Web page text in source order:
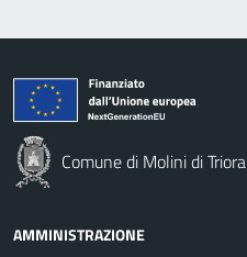
Comune di Molini di Triora
AMMINISTRAZIONE